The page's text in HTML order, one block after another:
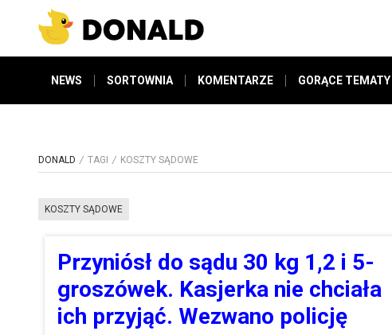
NEWS SORTOWNIA KOMENTARZE GORĄCE TEMATY
DONALD TAGI KOSZTY SĄDOWE
KOSZTY SĄDOWE
Przyniósł do sądu 30 kg 1,2 i 5-
groszówek. Kasjerka nie chciała
ich przyjąć. Wezwano policję